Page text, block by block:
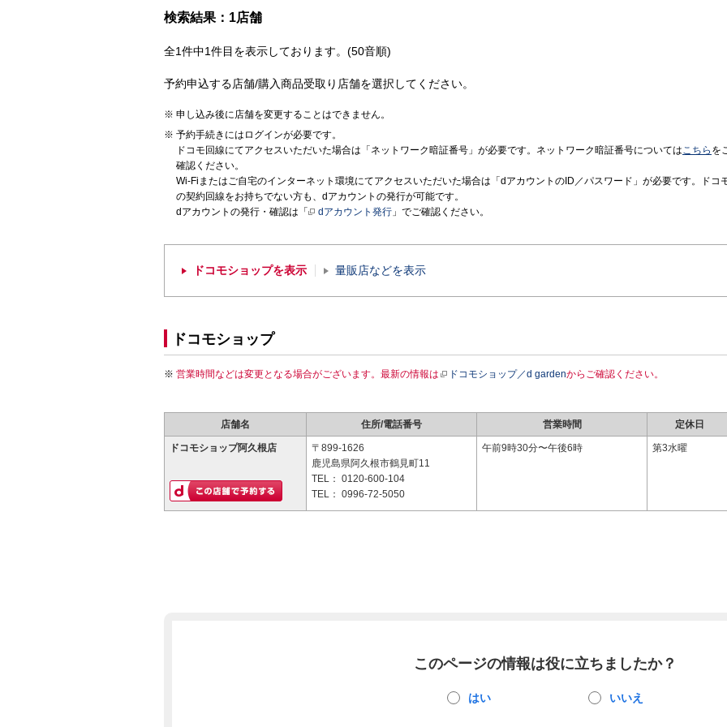
検索結果：1店舗
全1件中1件目を表示しております。(50音順)
予約申込する店舗/購入商品受取り店舗を選択してください。
申し込み後に店舗を変更することはできません。
予約手続きにはログインが必要です。
ドコモ回線にてアクセスいただいた場合は「ネットワーク暗証番号」が必要です。ネットワーク暗証番号についてはこちら を
確認ください。
Wi-Fiまたはご自宅のインターネット環境にてアクセスいただいた場合は「dアカウントのID／パスワード」が必要です。ドコ
の契約回線をお持ちでない方も、dアカウントの発行が可能です。
dアカウントの発行・確認は「
dアカウント発行 」でご確認ください。
ドコモショップを表示 量販店などを表示
ドコモショップ
営業時間などは変更となる場合がございます。最新の情報は ドコモショップ／d gardenからご確認ください。
店舗名 住所/電話番号 営業時間 定休日
ドコモショップ阿久根店
〒899-1626
鹿児島県阿久根市鶴見町11
TEL： 0120-600-104
TEL： 0996-72-5050
午前9時30分〜午後6時 第3水曜
このページの情報は役に立ちましたか？
はい いいえ